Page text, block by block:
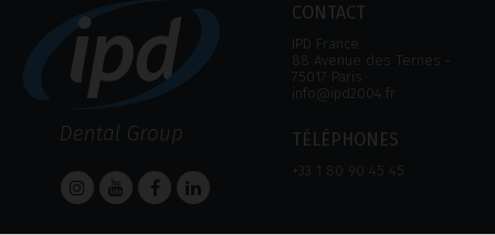
CONTACT
IPD France
88 Avenue des Ternes ‑
75017 Paris
info@ipd2004.fr
TÉLÉPHONES
+33 1 80 90 45 45